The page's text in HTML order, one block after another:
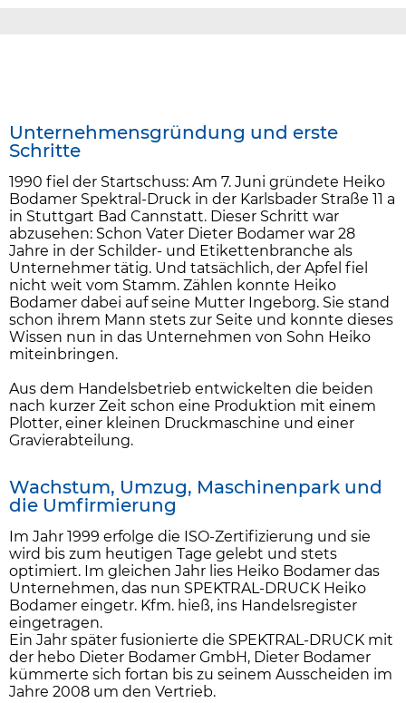
Unternehmensgründung und erste
Schritte
1990 fiel der Startschuss: Am 7. Juni gründete Heiko
Bodamer Spektral-Druck in der Karlsbader Straße 11 a
in Stuttgart Bad Cannstatt. Dieser Schritt war
abzusehen: Schon Vater Dieter Bodamer war 28
Jahre in der Schilder- und Etikettenbranche als
Unternehmer tätig. Und tatsächlich, der Apfel fiel
nicht weit vom Stamm. Zählen konnte Heiko
Bodamer dabei auf seine Mutter Ingeborg. Sie stand
schon ihrem Mann stets zur Seite und konnte dieses
Wissen nun in das Unternehmen von Sohn Heiko
miteinbringen.
Aus dem Handelsbetrieb entwickelten die beiden
nach kurzer Zeit schon eine Produktion mit einem
Plotter, einer kleinen Druckmaschine und einer
Gravierabteilung.
Wachstum, Umzug, Maschinenpark und
die Umfirmierung
Im Jahr 1999 erfolge die ISO-Zertifizierung und sie
wird bis zum heutigen Tage gelebt und stets
optimiert. Im gleichen Jahr lies Heiko Bodamer das
Unternehmen, das nun SPEKTRAL-DRUCK Heiko
Bodamer eingetr. Kfm. hieß, ins Handelsregister
eingetragen.
Ein Jahr später fusionierte die SPEKTRAL-DRUCK mit
der hebo Dieter Bodamer GmbH, Dieter Bodamer
kümmerte sich fortan bis zu seinem Ausscheiden im
Jahre 2008 um den Vertrieb.